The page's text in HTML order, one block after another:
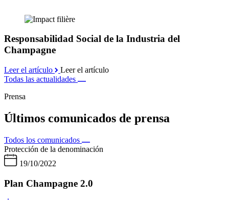
Responsabilidad Social de la Industria del
Champagne
Leer el artículo
Leer el artículo
Todas las actualidades
Prensa
Últimos comunicados de prensa
Todos los comunicados
Protección de la denominación
19/10/2022
Plan Champagne 2.0